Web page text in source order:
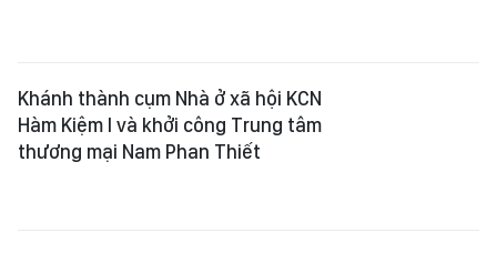
Khánh thành cụm Nhà ở xã hội KCN
Hàm Kiệm I và khởi công Trung tâm
thương mại Nam Phan Thiết